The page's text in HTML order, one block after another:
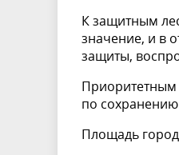
К защитным
значение, и в
защиты,
Приоритетным
по
Площадь